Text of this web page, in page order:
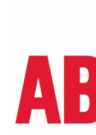
Apple AirTag
Inele Smart
Ochelari Smart
Smartphone IPhone